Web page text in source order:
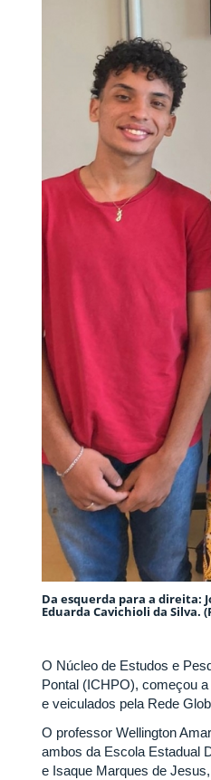
Da esquerda para a direita:
Eduarda Cavichioli da Silva.
O Núcleo de Estudos e
Pontal (ICHPO), começou
e veiculados pela Rede
O professor Wellington
ambos da Escola Estadual
e Isaque Marques de